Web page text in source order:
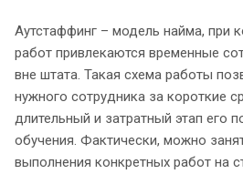
Аутстаффинг – модель найма, при
работ привлекаются временные
вне штата. Такая схема работы
нужного сотрудника за короткие
длительный и затратный этап его
обучения. Фактически, можно
выполнения конкретных работ на